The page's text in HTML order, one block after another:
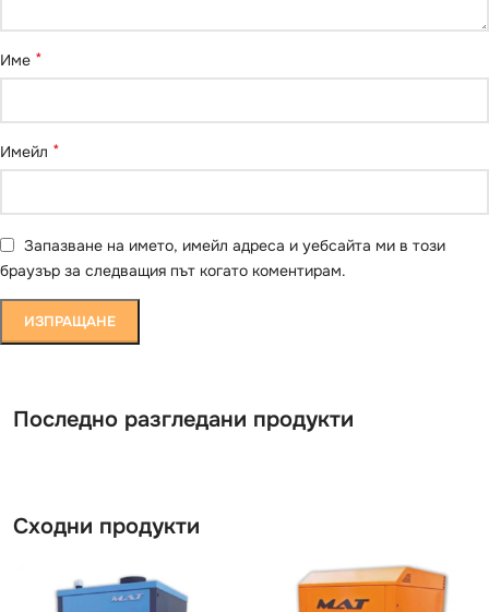
Име *
Имейл *
Запазване на името, имейл адреса и уебсайта ми в този
браузър за следващия път когато коментирам.
Последно разгледани продукти
Сходни продукти